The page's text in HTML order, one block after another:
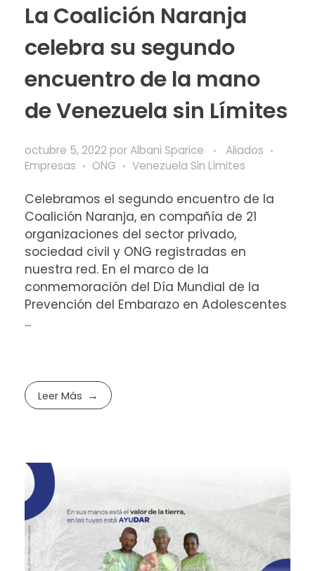
La Coalición Naranja
celebra su segundo
encuentro de la mano
de Venezuela sin Límites
octubre 5, 2022 porAlbani Sparice
Aliados
Empresas
ONG Venezuela Sin Límites
Celebramos el segundo encuentro de la
Coalición Naranja, en compañía de 21
organizaciones del sector privado,
sociedad civil y ONG registradas en
nuestra red. En el marco de la
conmemoración del Día Mundial de la
Prevención del Embarazo en Adolescentes
...
Leer Más